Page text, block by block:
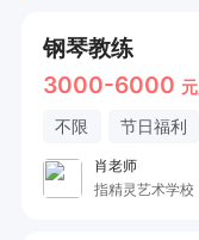
钢琴教练
3000-6000
不限 节日福利
肖老师
指精灵艺术学校